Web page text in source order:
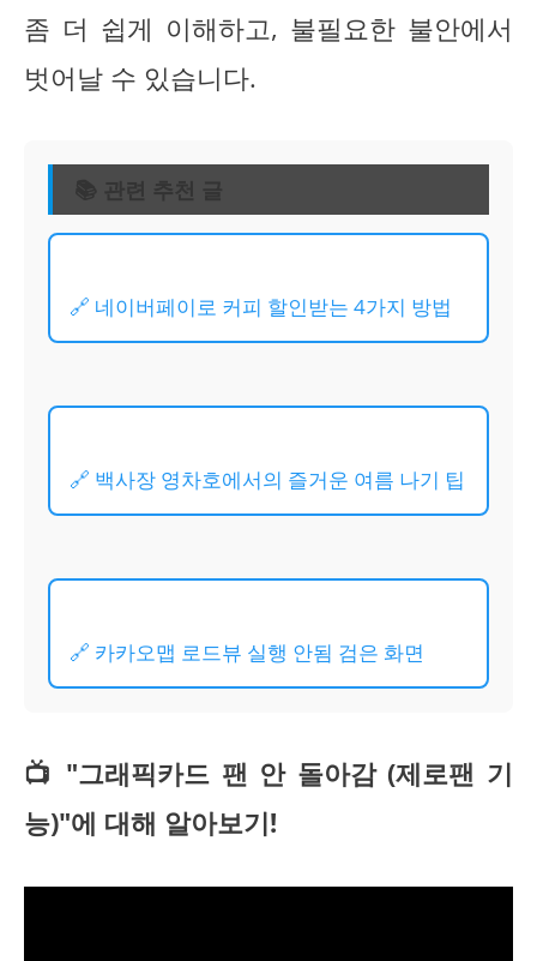
좀 더 쉽게 이해하고, 불필요한 불안에서
벗어날 수 있습니다.
📚 관련 추천 글
🔗 네이버페이로 커피 할인받는 4가지 방법
🔗 백사장 영차호에서의 즐거운 여름 나기 팁
🔗 카카오맵 로드뷰 실행 안됨 검은 화면
📺 "그래픽카드 팬 안 돌아감 (제로팬 기
능)"에 대해 알아보기!